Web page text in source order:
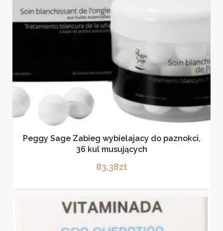
Peggy Sage Zabieg wybielajacy do paznokci,
36 kul musujących
83,38zł